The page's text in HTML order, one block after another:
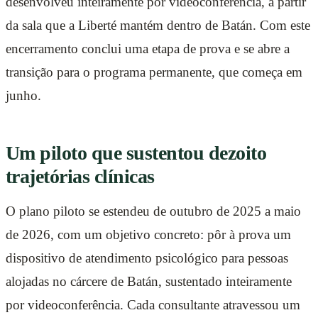
da sala que a Liberté mantém dentro de Batán. Com este
encerramento conclui uma etapa de prova e se abre a
transição para o programa permanente, que começa em
junho.
Um piloto que sustentou dezoito
trajetórias clínicas
O plano piloto se estendeu de outubro de 2025 a maio
de 2026, com um objetivo concreto: pôr à prova um
dispositivo de atendimento psicológico para pessoas
alojadas no cárcere de Batán, sustentado inteiramente
por videoconferência. Cada consultante atravessou um